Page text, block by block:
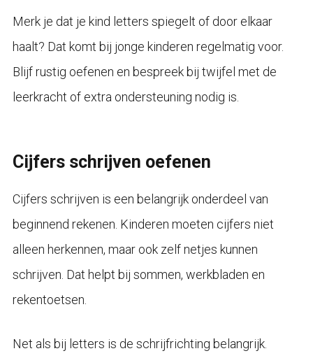
Merk je dat je kind letters spiegelt of door elkaar
haalt? Dat komt bij jonge kinderen regelmatig voor.
Blijf rustig oefenen en bespreek bij twijfel met de
leerkracht of extra ondersteuning nodig is.
Cijfers schrijven oefenen
Cijfers schrijven is een belangrijk onderdeel van
beginnend rekenen. Kinderen moeten cijfers niet
alleen herkennen, maar ook zelf netjes kunnen
schrijven. Dat helpt bij sommen, werkbladen en
rekentoetsen.
Net als bij letters is de schrijfrichting belangrijk.